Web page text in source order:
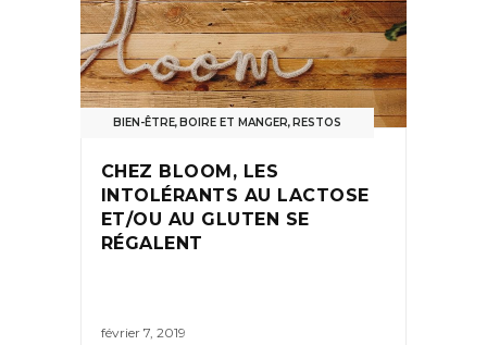
BIEN-ÊTRE, BOIRE ET MANGER, RESTOS
CHEZ BLOOM, LES
INTOLÉRANTS AU LACTOSE
ET/OU AU GLUTEN SE
RÉGALENT
février 7, 2019